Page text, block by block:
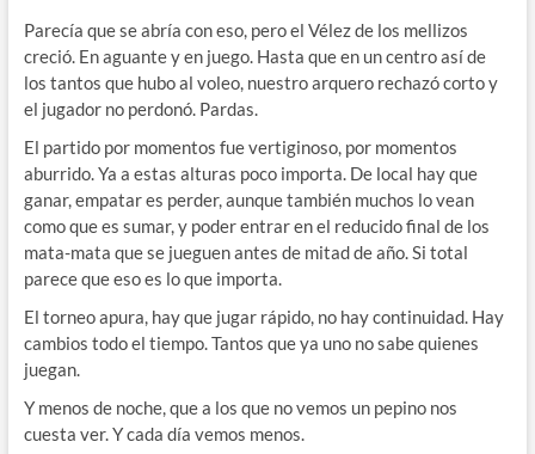
Parecía que se abría con eso, pero el Vélez de los mellizos
creció. En aguante y en juego. Hasta que en un centro así de
los tantos que hubo al voleo, nuestro arquero rechazó corto y
el jugador no perdonó. Pardas.
El partido por momentos fue vertiginoso, por momentos
aburrido. Ya a estas alturas poco importa. De local hay que
ganar, empatar es perder, aunque también muchos lo vean
como que es sumar, y poder entrar en el reducido final de los
mata-mata que se jueguen antes de mitad de año. Si total
parece que eso es lo que importa.
El torneo apura, hay que jugar rápido, no hay continuidad. Hay
cambios todo el tiempo. Tantos que ya uno no sabe quienes
juegan.
Y menos de noche, que a los que no vemos un pepino nos
cuesta ver. Y cada día vemos menos.